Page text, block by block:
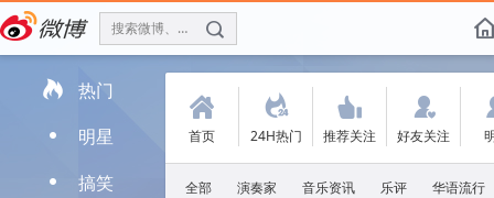
搜索微博、找人 f
 热门
D 明星
D 搞笑
(
首页
.
24H热门
'
推荐关注
:
好友关注
全部 演奏家 音乐资讯 乐评
华语流行